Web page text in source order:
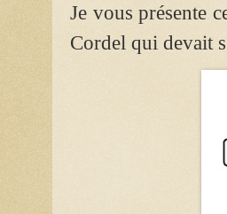
Je vous présente
Cordel qui devait